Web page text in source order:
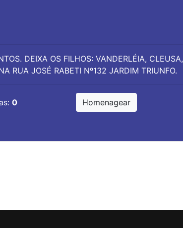
DEIXA OS FILHOS: VANDERLÉIA, CLEUSA,
RUA JOSÉ RABETI Nº132 JARDIM TRIUNFO.
0 Homenagear